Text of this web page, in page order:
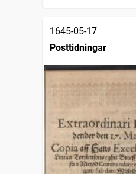
1645-05-17
Posttidningar